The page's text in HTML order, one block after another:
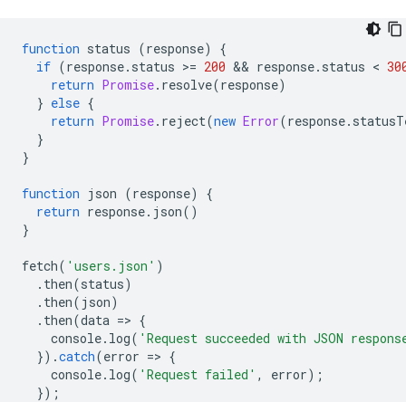
function status (response)
{
if (response. status >= 200 && response. status <
return Promise. resolve(response)
} else {
return Promise. reject(new Error(response.
}
}
function json (response)
{
return response. json()
}
fetch( 'users.json' )
. then(status)
. then( json)
. then(data => {
console. log( 'Request succeeded with JSON
}).catch(error => {
console. log( 'Request failed' , error);
});